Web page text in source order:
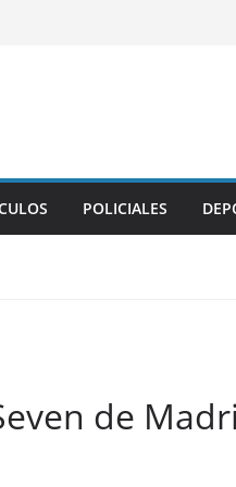
POLICIALES
de